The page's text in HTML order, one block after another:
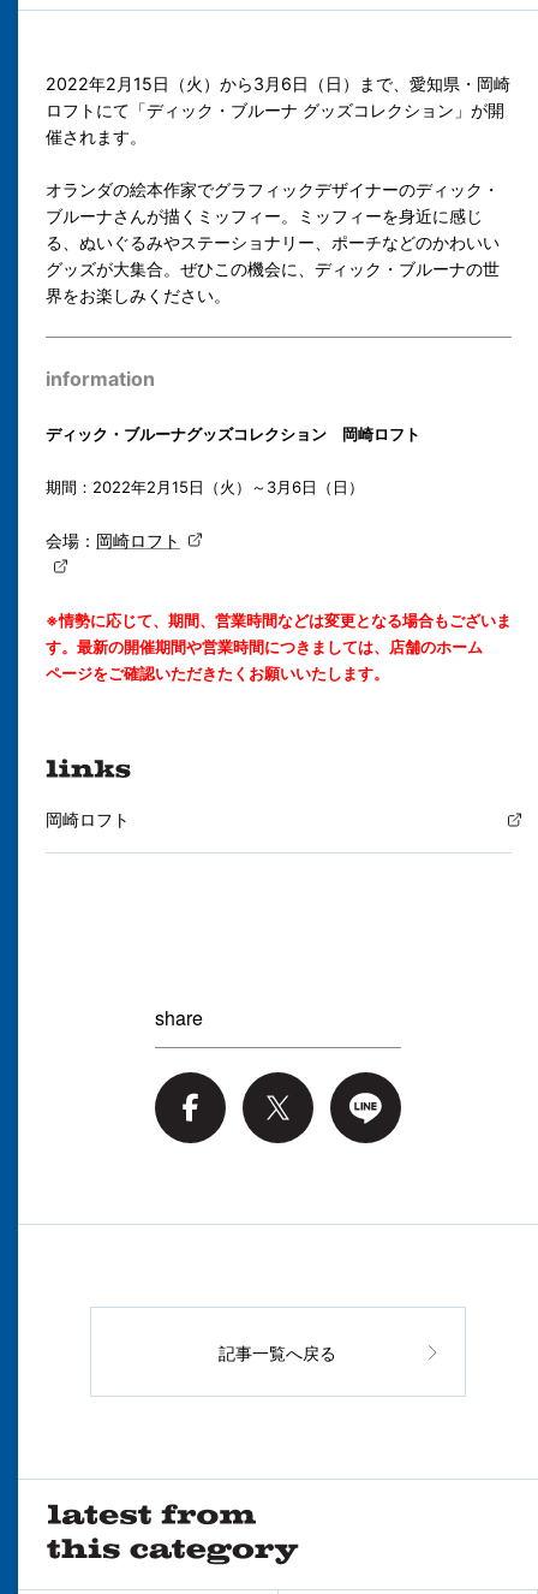
2022年2月15日（火）から3月6日（日）まで、愛知県・岡崎
ロフトにて「ディック・ブルーナ グッズコレクション」が開
催されます。
オランダの絵本作家でグラフィックデザイナーのディック・
ブルーナさんが描くミッフィー。ミッフィーを身近に感じ
る、ぬいぐるみやステーショナリー、ポーチなどのかわいい
グッズが大集合。ぜひこの機会に、ディック・ブルーナの世
界をお楽しみください。
information
ディック・ブルーナグッズコレクション 岡崎ロフト
期間：2022年2月15日（火）～3月6日（日）
会場： 岡崎ロフト
※情勢に応じて、期間、営業時間などは変更となる場合もございま
す。最新の開催期間や営業時間につきましては、店舗のホーム
ページをご確認いただきたくお願いいたします。
岡崎ロフト
share
記事一覧へ戻る